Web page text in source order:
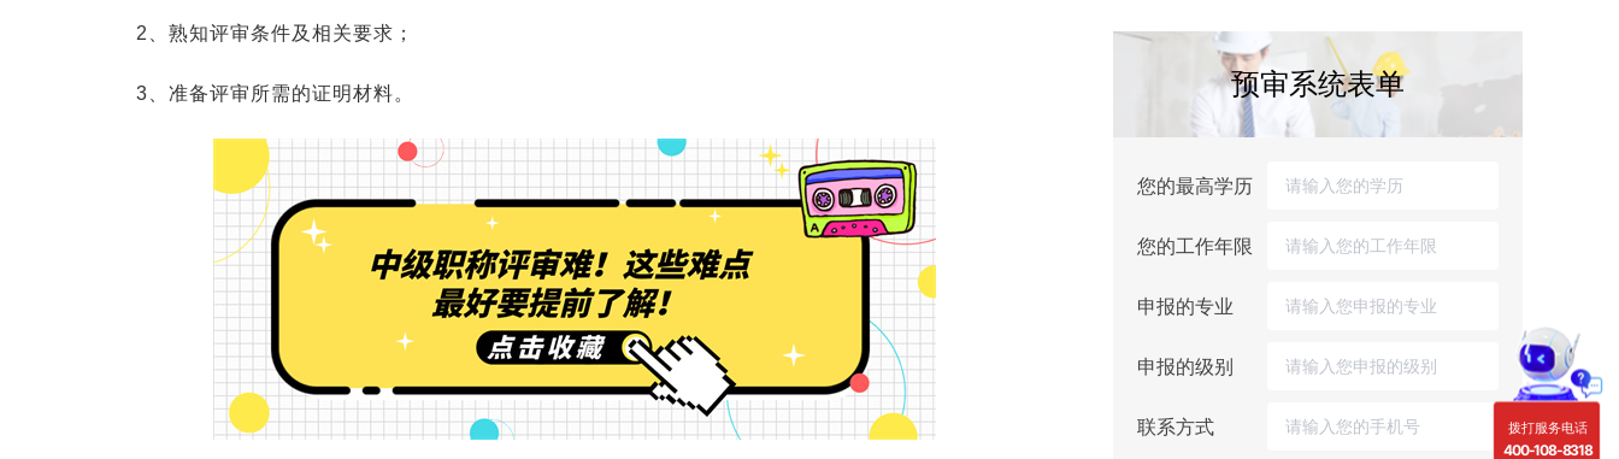
2、熟知评审条件及相关要求；
3、准备评审所需的证明材料。 预审系统表单
您的最高学历
您的工作年限
申报的专业
申报的级别
联系方式 拨打服务电话
400-108-8318